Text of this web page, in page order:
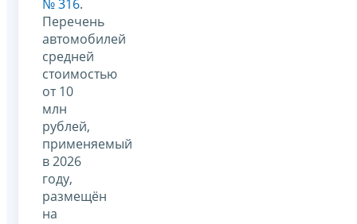
№ 316.
Перечень
автомобилей
средней
стоимостью
от 10
млн
рублей,
применяемый
в 2026
году,
размещён
на